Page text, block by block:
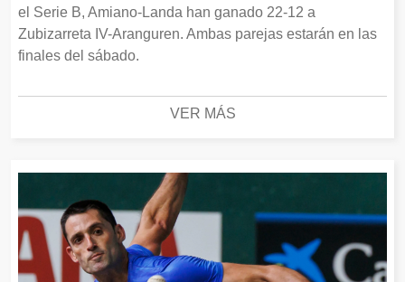
el Serie B, Amiano-Landa han ganado 22-12 a
Zubizarreta IV-Aranguren. Ambas parejas estarán en las
finales del sábado.
VER MÁS